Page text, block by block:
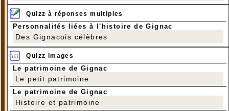
Quizz à réponses multiples
Personnalités liées à l'histoire de Gignac
Des Gignacois célèbres
Quizz images
Le patrimoine de Gignac
Le petit patrimoine
Le patrimoine de Gignac
Histoire et patrimoine